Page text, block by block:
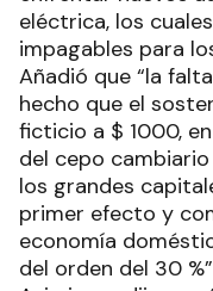
eléctrica, los
impagables para
Añadió que “la
hecho que el
ficticio a $ 1000,
del cepo
los grandes
primer efecto y
economía
del orden del 30